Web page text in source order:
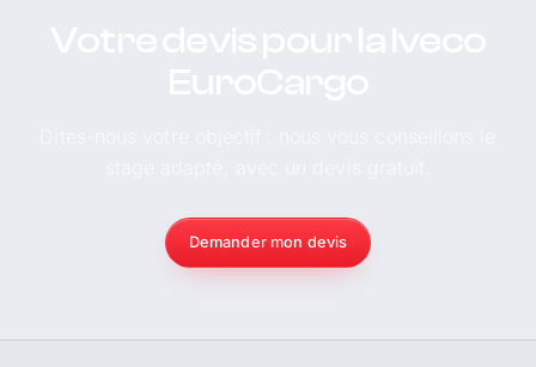
Demander mon devis